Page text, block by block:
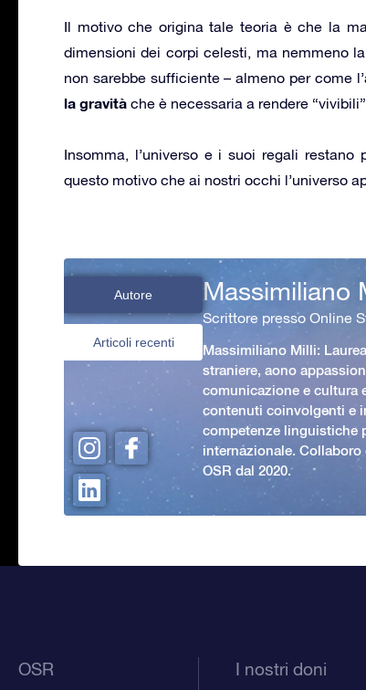
Il motivo che origina tale teoria è che la
dimensioni dei corpi celesti, ma nemmeno
non sarebbe sufficiente – almeno per come
la gravità che è necessaria a rendere
Insomma, l’universo e i suoi regali
questo motivo che ai nostri occhi l’universo
Autore
Articoli recenti
Massimiliano
Scrittore presso Online
Massimiliano Milli:
straniere, aono
comunicazione e cultura
contenuti coinvolgenti e
competenze linguistiche
internazionale.
OSR dal 2020.
OSR I nostri doni